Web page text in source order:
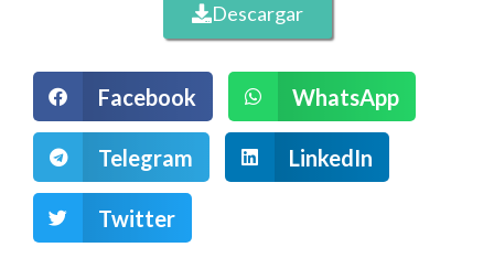
Descargar
Facebook WhatsApp
Telegram LinkedIn
Twitter